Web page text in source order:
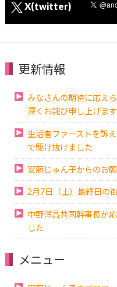
X(twitter)
更新情報
みなさんの期待に応え
深くお詫び申し上げます
生活者ファーストを訴
で駆け抜けました
安藤じゅん子からのお
2月7日（土）最終日の
中野洋昌共同幹事長が
した
メニュー